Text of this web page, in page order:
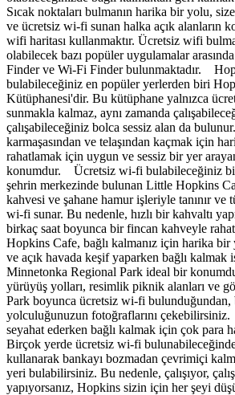
Sıcak noktaları bulmanın harika bir yolu,
ve ücretsiz wi-fi sunan halka açık alanların
wifi haritası kullanmaktır. Ücretsiz wifi
olabilecek bazı popüler uygulamalar
Finder ve Wi-Fi Finder bulunmaktadır.
bulabileceğiniz en popüler yerlerden biri
Kütüphanesi'dir. Bu kütüphane yalnızca
sunmakla kalmaz, aynı zamanda
çalışabileceğiniz bolca sessiz alan da
karmaşasından ve telaşından kaçmak için
rahatlamak için uygun ve sessiz bir yer
konumdur. Ücretsiz wi-fi bulabileceğiniz
şehrin merkezinde bulunan Little Hopkins
kahvesi ve şahane hamur işleriyle tanınır ve
wi-fi sunar. Bu nedenle, hızlı bir kahvaltı
birkaç saat boyunca bir fincan kahveyle
Hopkins Cafe, bağlı kalmanız için harika
ve açık havada keşif yaparken bağlı
Minnetonka Regional Park ideal bir
yürüyüş yolları, resimlik piknik alanları ve
Park boyunca ücretsiz wi-fi bulunduğundan,
yolculuğunuzun fotoğraflarını
seyahat ederken bağlı kalmak için çok para
Birçok yerde ücretsiz wi-fi
kullanarak bankayı bozmadan çevrimiçi
yeri bulabilirsiniz. Bu nedenle, çalışıyor,
yapıyorsanız, Hopkins sizin için her şeyi